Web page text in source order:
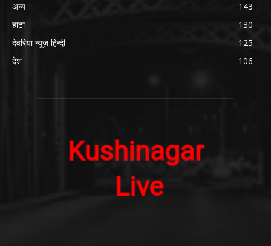
अन्य
143
हाटा
130
देवरिया न्यूज़ हिन्दी
125
देश
106